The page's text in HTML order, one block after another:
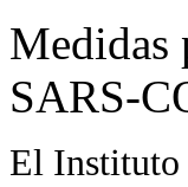
Medidas
SARS-
El Instituto